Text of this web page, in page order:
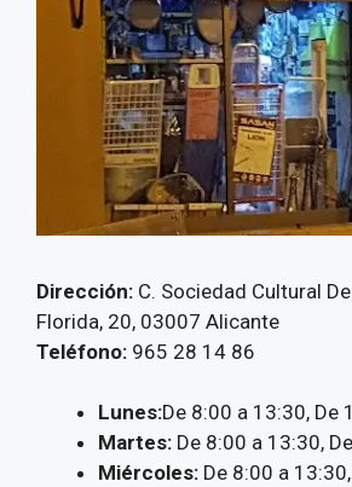
Dirección: C. Sociedad Cultural
Florida, 20, 03007 Alicante
Teléfono: 965 28 14 86
Lunes:De 8:00 a 13:30, De
Martes: De 8:00 a 13:30,
Miércoles: De 8:00 a